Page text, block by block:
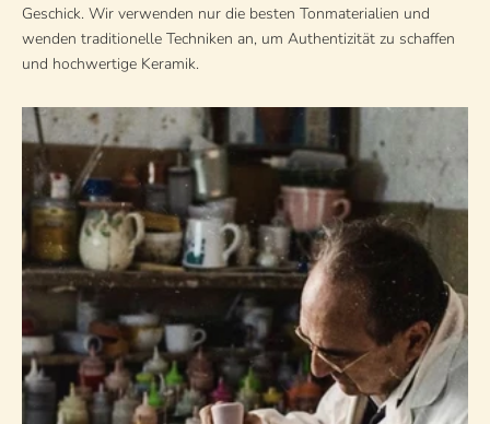
Geschick. Wir verwenden nur die besten Tonmaterialien und
wenden traditionelle Techniken an, um Authentizität zu schaffen
und hochwertige Keramik.